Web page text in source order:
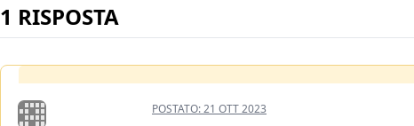
1 RISPOSTA
POSTATO:21 OTT 2023